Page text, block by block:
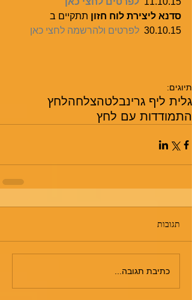
סדנא ליצירת לוח חזון תתקיים ב
30.10.15 לפרטים ולהרשמה לחצי כאן
תיוגים:
גלית ליף גרינבלטהצלחהלחץ
התמודדות עם לחץ
תגובות
כתיבת תגובה...